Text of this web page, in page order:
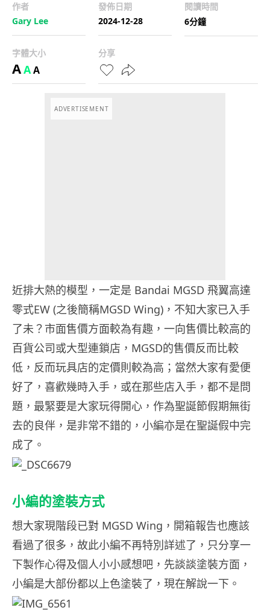
作者
Gary Lee
發佈日期
2024-12-28
閱讀時間
6分鐘
字體大小
AAA
分享
ADVERTISEMENT
近排大熱的模型，一定是 Bandai MGSD 飛翼高達
零式EW (之後簡稱MGSD Wing)，不知大家已入手
了未？市面售價方面較為有趣，一向售價比較高的
百貨公司或大型連鎖店，MGSD的售價反而比較
低，反而玩具店的定價則較為高；當然大家有愛便
好了，喜歡幾時入手，或在那些店入手，都不是問
題，最緊要是大家玩得開心，作為聖誕節假期無街
去的良伴，是非常不錯的，小編亦是在聖誕假中完
成了。
小編的塗裝方式
想大家現階段已對 MGSD Wing，開箱報告也應該
看過了很多，故此小編不再特別詳述了，只分享一
下製作心得及個人小小感想吧，先談談塗裝方面，
小編是大部份都以上色塗裝了，現在解說一下。